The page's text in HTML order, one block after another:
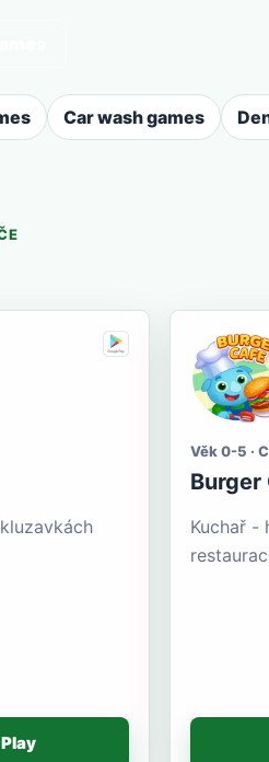
Car wash games
Věk 0-5 ·
Burger
Kuchař -